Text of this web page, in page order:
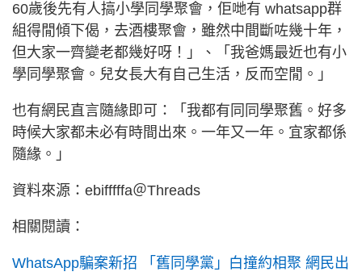
60歲後先有人搞小學同學聚會，佢哋有 whatsapp群
組得閒傾下偈，去酒樓聚會，雖然中間斷咗幾十年，
但大家一齊變老都幾好呀！」、「我爸媽最近也有小
學同學聚會。兒女長大有自己生活，反而空閒。」
也有網民直言隨緣即可：「我都有同同學聚舊。好多
時候大家都未必有時間出來。一年又一年。宜家都係
隨緣。」
資料來源：ebifffffa＠Threads
相關閱讀：
WhatsApp騙案新招 「舊同學黨」白撞約相聚 網民出